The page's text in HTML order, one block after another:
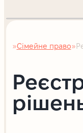
Головна
Сімейне право